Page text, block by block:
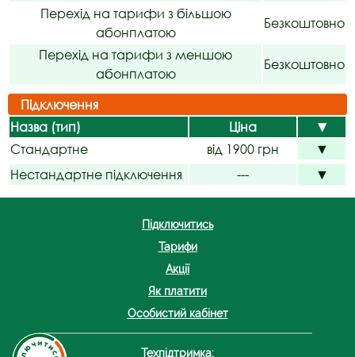
Перехід на тарифи з більшою
абонплатою
Безкоштовно
Перехід на тарифи з меншою
абонплатою
Безкоштовно
Підключення
Назва (тип)
Ціна ▼
Стандартне від 1900 грн ▼
Нестандартне підключення --- ▼
Підключитись
Тарифи
Акції
Як платити
Особистий кабінет
Техпідтримка: